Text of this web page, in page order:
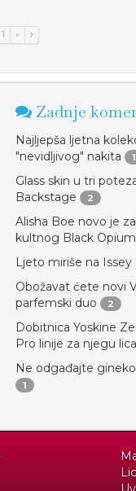
1 »
Zadnje
Najljepša ljetna
"nevidljivog" nakita
1
Glass skin u tri
Backstage
2
Alisha Boe novo je
kultnog Black
Ljeto miriše na Issey
Obožavat ćete novi
parfemski duo
2
Dobitnica Yoskine
Pro linije za njegu lica
Ne odgađajte
1